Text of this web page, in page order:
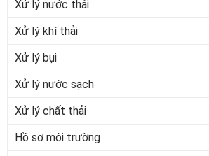
Xử lý nước thải
Xử lý khí thải
Xử lý bụi
Xử lý nước sạch
Xử lý chất thải
Hồ sơ môi trường